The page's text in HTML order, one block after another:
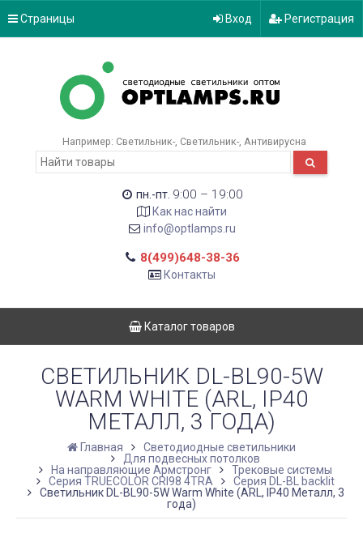
Страницы Вход Регистрация
Например: Светильник- Светильник- Антивирусна
пн.-пт. 9:00 – 19:00
Как нас найти
info@optlamps.ru
8(499)648-38-36
Контакты
Каталог товаров
СВЕТИЛЬНИК DL-BL90-5W
WARM WHITE (ARL, IP40
МЕТАЛЛ, 3 ГОДА)
Главная
Светодиодные светильники
Для подвесных потолков
На направляющие Армстронг
Трековые системы
Серия TRUECOLOR CRI98 4TRA
Серия DL-BL backlit
Светильник DL-BL90-5W Warm White (ARL, IP40 Металл, 3
года)